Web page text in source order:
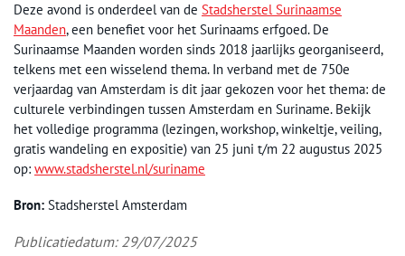
Deze avond is onderdeel van de Stadsherstel Surinaamse
Maanden, een benefiet voor het Surinaams erfgoed. De
Surinaamse Maanden worden sinds 2018 jaarlijks georganiseerd,
telkens met een wisselend thema. In verband met de 750e
verjaardag van Amsterdam is dit jaar gekozen voor het thema: de
culturele verbindingen tussen Amsterdam en Suriname. Bekijk
het volledige programma (lezingen, workshop, winkeltje, veiling,
gratis wandeling en expositie) van 25 juni t/m 22 augustus 2025
op: www.stadsherstel.nl/suriname
Bron: Stadsherstel Amsterdam
Publicatiedatum: 29/07/2025